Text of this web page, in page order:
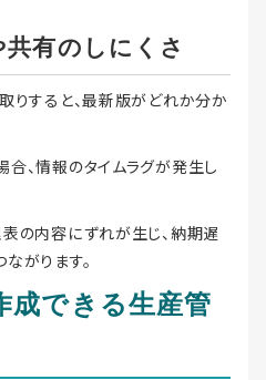
有のしにくさ
りすると、最新版がどれか分か
、情報のタイムラグが発生し
の内容にずれが生じ、納期遅
がります。
成できる生産管